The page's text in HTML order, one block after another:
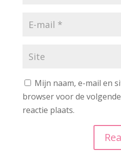
Mijn naam, e-mail en
browser voor de
reactie plaats.